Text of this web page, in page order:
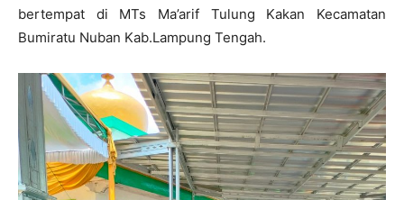
bertempat di MTs Ma’arif Tulung Kakan Kecamatan
Bumiratu Nuban Kab.Lampung Tengah.